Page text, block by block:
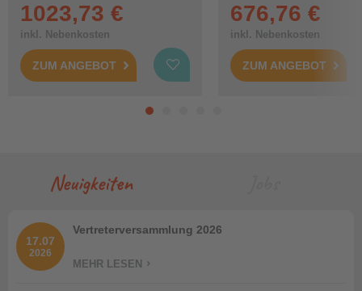
1023,73 €
inkl. Nebenkosten
ZUM ANGEBOT
676,76 €
inkl. Nebenkosten
ZUM ANGEBOT
Neuigkeiten
17.07
2026
Vertreterversammlung 2026
MEHR LESEN